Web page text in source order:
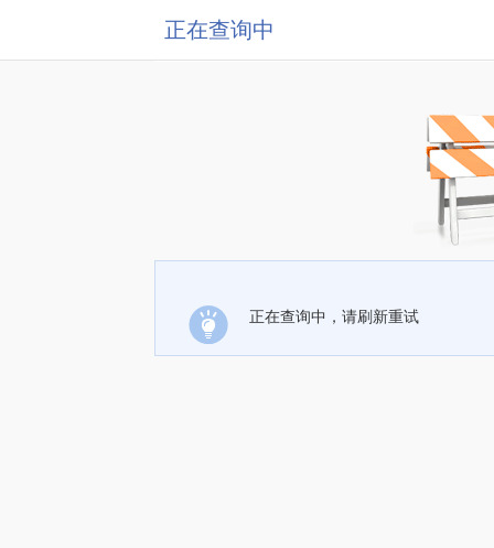
正在查询中
正在查询中，请刷新重试